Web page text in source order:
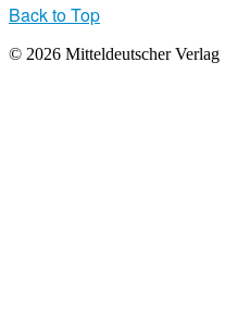
Back to Top
© 2026 Mitteldeutscher Verlag